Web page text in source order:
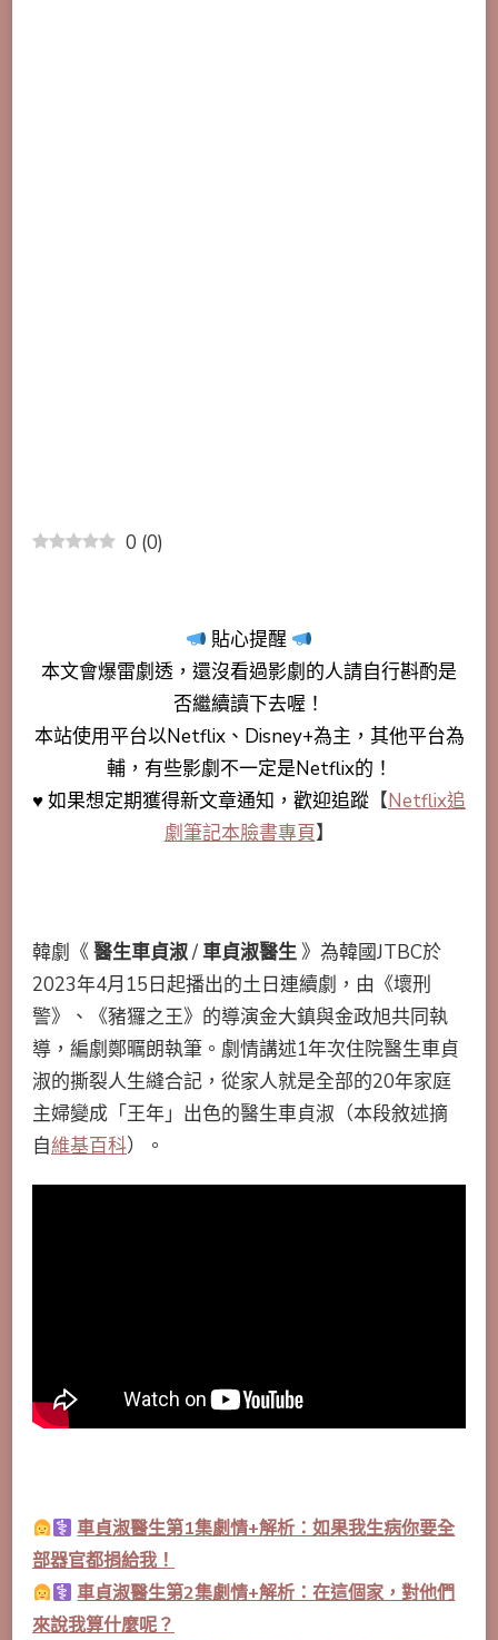
0 (0)
貼心提醒
本文會爆雷劇透 ，還沒看過影劇的人請自行斟酌是
否繼續讀下去喔！
本站使用平台以Netflix、Disney+為主，其他平台為
輔，有些影劇不一定是Netflix的！
♥ 如果想定期獲得新文章通知，歡迎追蹤 【Netflix追
劇筆記本臉書專頁】
韓劇《醫生車貞淑/ 車貞淑醫生》為韓國JTBC於
2023年4月15日起播出的土日連續劇，由《壞刑
警》、《豬玀之王》的導演金大鎮與金政旭共同執
導，編劇鄭曞朗執筆。劇情講述1年次住院醫生車貞
淑的撕裂人生縫合記，從家人就是全部的20年家庭
主婦變成「王年」出色的醫生車貞淑（本段敘述摘
自維基百科）。
車貞淑醫生第1集劇情+解析：如果我生病你要全
部器官都捐給我！
車貞淑醫生第2集劇情+解析：在這個家，對他們
來說我算什麼呢？